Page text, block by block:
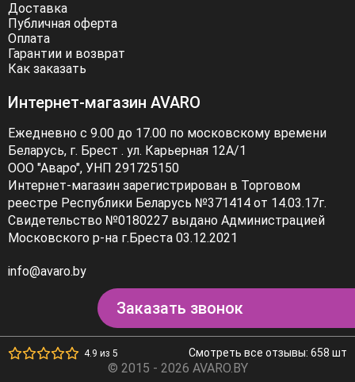
Доставка
Публичная оферта
Оплата
Гарантии и возврат
Как заказать
Интернет-магазин AVARO
Ежедневно с 9.00 до 17.00 по московскому времени
Беларусь, г. Брест . ул. Карьерная 12А/1
ООО "Аваро", УНП 291725150
Интернет-магазин зарегистрирован в Торговом
реестре Республики Беларусь №371414 от 14.03.17г.
Свидетельство №0180227 выдано Администрацией
Московского р-на г.Бреста 03.12.2021
info@avaro.by
Заказать звонок
4.9 из 5 Смотреть все отзывы: 658 шт
© 2015 - 2026 AVARO.BY